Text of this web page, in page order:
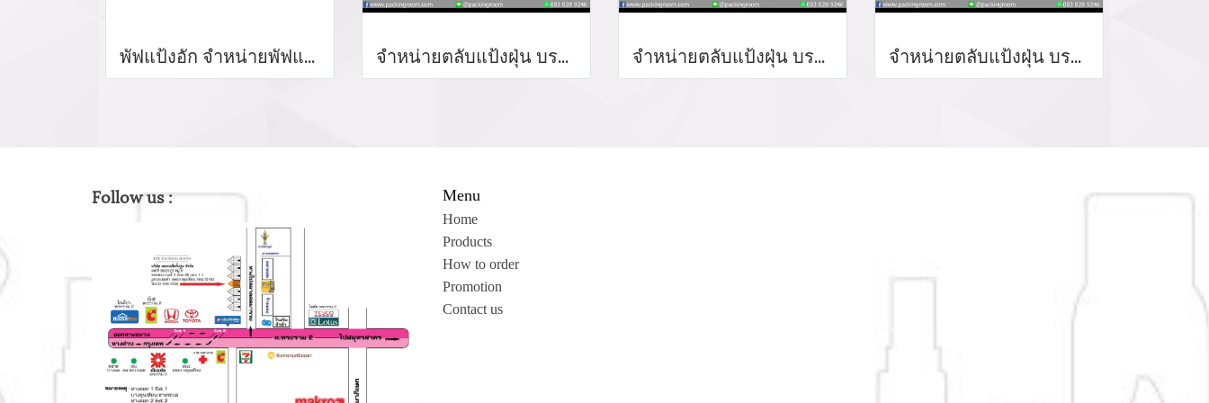
พัฟแป้งอัก จำหน่ายพัฟแป้งอัด SBR แต่งหน้าฟองน้ำผู้ผลิตพัฟสมูทสแควร์ NBR/SBR แป้งพัฟ พัฟฉลากส่วนตัว NBR แป้งพัฟรอบแต่งหน้าฟองน้ำ จำหน่ายตลับแป้งฝุ่น บรจรจุภัณฑ์แป้งฝุ่น แป้งพัฟ ตลับแป่งฝุ่นสาหร่าย loose powder จำหน่ายบรรจุภัณฑ์เครื่องสำอางรรจุภัณฑ์เครื่องสำอางทุกประเภท จำหน่ายตลับแป้งฝุ่น บรจรจุภัณฑ์แป้งฝุ่น แป้งพัฟ ตลับแป่งฝุ่นสาหร่าย loose powder จำหน่ายบรรจุภัณฑ์เครื่องสำอางรรจุภัณฑ์เครื่องสำอางทุกประเภท จำหน่ายตลับแป้งฝุ่น บรจรจุภัณฑ์แป้งฝุ่น แป้งพัฟ ตลับแป่งฝุ่นสาหร่าย loose powder จำหน่ายบรรจุภัณฑ์เครื่องสำอางรรจุภัณฑ์เครื่องสำอางทุกประเภท
Follow us : Menu
Home
Products
How to order
Promotion
Contact us